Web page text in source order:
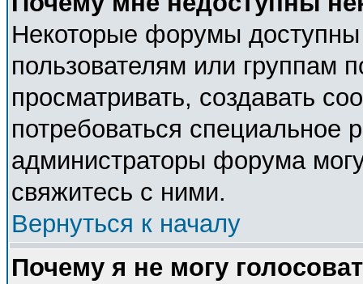
Некоторые форумы
пользователям или группам
просматривать, создавать
потребоваться
администраторы форума
свяжитесь с ними.
Вернуться к началу
Почему я не могу